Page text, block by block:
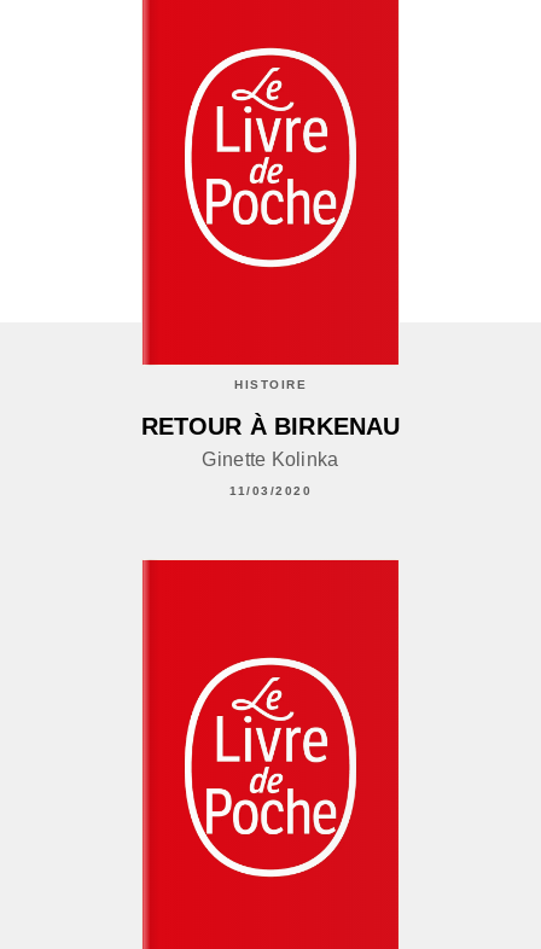
HISTOIRE
RETOUR À BIRKENAU
Ginette Kolinka
11/03/2020